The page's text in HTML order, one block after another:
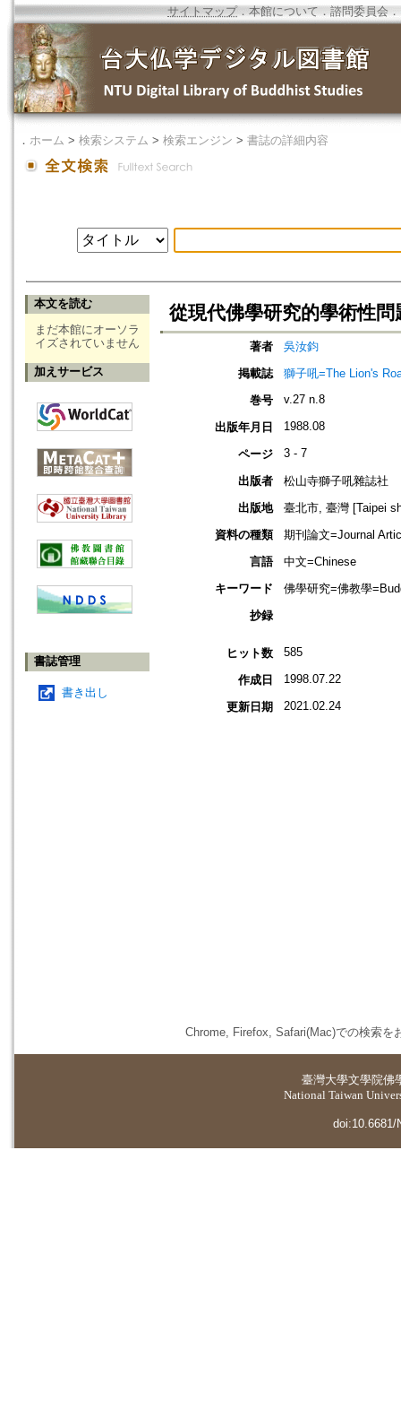
サイトマップ．本館について ． 諮問委員会 ．
． ホーム > 検索システム > 検索エンジン > 書誌の詳細内容
本文を読む
まだ本館にオーソラ
イズされていません
加えサービス
書誌管理
書き出し
從現代佛學研究的學術性問
著者
吳汝鈞
掲載誌
獅子吼=The Lion's
巻号
v.27 n.8
出版年月日 1988.08
ページ 3 - 7
出版者
松山寺獅子吼雜誌社
出版地
臺北市, 臺灣 [Taipei
資料の種類
期刊論文=Journal
言語
中文=Chinese
キーワード
佛學研究=佛教學
抄録
ヒット数 585
作成日 1998.07.22
更新日期 2021.02.24
Chrome, Firefox, Safari(Mac)での検索を
臺灣大學文學院佛
National Taiwan
doi:10.6681/